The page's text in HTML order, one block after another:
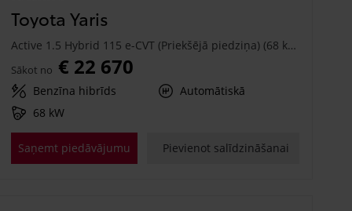
Toyota Yaris
Active 1.5 Hybrid 115 e-CVT (Priekšējā piedziņa) (68 kW)
Sākot no € 22 670
Benzīna hibrīds
Automātiskā
68 kW
Saņemt piedāvājumu Pievienot salīdzināšanai